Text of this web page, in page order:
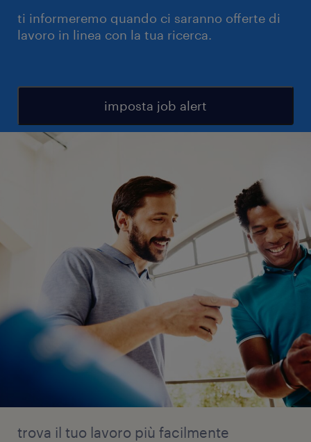
ti informeremo quando ci saranno offerte di
lavoro in linea con la tua ricerca.
imposta job alert
trova il tuo lavoro più facilmente